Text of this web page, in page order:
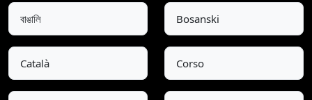
বাঙালি Bosanski
Català Corso